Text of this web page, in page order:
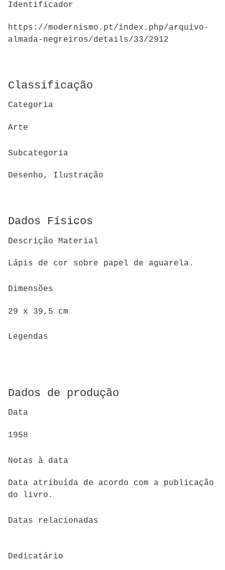
Identificador
https://modernismo.pt/index.php/arquivo-
almada-negreiros/details/33/2912
Classificação
Categoria
Arte
Subcategoria
Desenho, Ilustração
Dados Físicos
Descrição Material
Lápis de cor sobre papel de aguarela.
Dimensões
29 x 39,5 cm
Legendas
Dados de produção
Data
1958
Notas à data
Data atribuída de acordo com a publicação
do livro.
Datas relacionadas
Dedicatário